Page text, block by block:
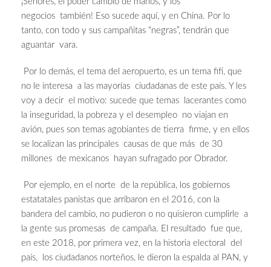
negocios también! Eso sucede aquí, y en China. Por lo
tanto, con todo y sus campañitas “negras”, tendrán que
aguantar vara.
Por lo demás, el tema del aeropuerto, es un tema fifí, que
no le interesa a las mayorías ciudadanas de este país. Y les
voy a decir el motivo: sucede que temas lacerantes como
la inseguridad, la pobreza y el desempleo no viajan en
avión, pues son temas agobiantes de tierra firme, y en ellos
se localizan las principales causas de que más de 30
millones de mexicanos hayan sufragado por Obrador.
Por ejemplo, en el norte de la república, los gobiernos
estatatales panistas que arribaron en el 2016, con la
bandera del cambio, no pudieron o no quisieron cumplirle a
la gente sus promesas de campaña. El resultado fue que,
en este 2018, por primera vez, en la historia electoral del
país, los ciudadanos norteños, le dieron la espalda al PAN, y